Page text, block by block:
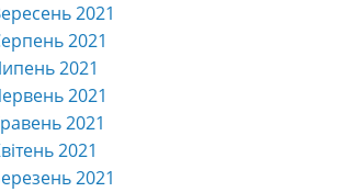
2021
2021
2021
2021
2021
2021
2021